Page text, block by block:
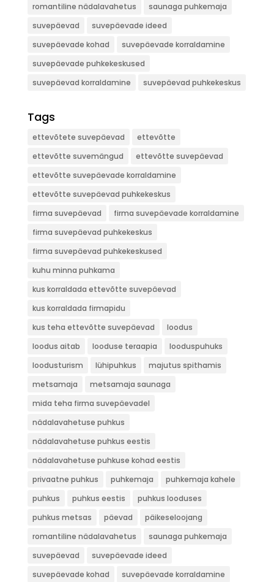
romantiline nädalavahetus
saunaga puhkemaja
suvepäevad
suvepäevade ideed
suvepäevade kohad
suvepäevade korraldamine
suvepäevade puhkekeskused
suvepäevad korraldamine
suvepäevad puhkekeskus
Tags
ettevõtete suvepäevad
ettevõtte
ettevõtte suvemängud
ettevõtte suvepäevad
ettevõtte suvepäevade korraldamine
ettevõtte suvepäevad puhkekeskus
firma suvepäevad
firma suvepäevade korraldamine
firma suvepäevad puhkekeskus
firma suvepäevad puhkekeskused
kuhu minna puhkama
kus korraldada ettevõtte suvepäevad
kus korraldada firmapidu
kus teha ettevõtte suvepäevad
loodus
loodus aitab
looduse teraapia
looduspuhuks
loodusturism
lühipuhkus
majutus spithamis
metsamaja
metsamaja saunaga
mida teha firma suvepäevadel
nädalavahetuse puhkus
nädalavahetuse puhkus eestis
nädalavahetuse puhkuse kohad eestis
privaatne puhkus
puhkemaja
puhkemaja kahele
puhkus
puhkus eestis
puhkus looduses
puhkus metsas
päevad
päikeseloojang
romantiline nädalavahetus
saunaga puhkemaja
suvepäevad
suvepäevade ideed
suvepäevade kohad
suvepäevade korraldamine